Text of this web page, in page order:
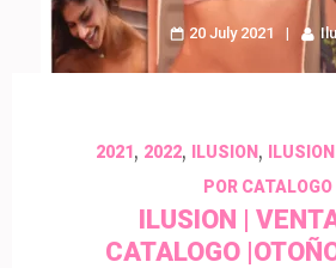
20 July 2021
2021, 2022, ILUSION ,
POR CATALOGO
ILUSION |
CATALOGO